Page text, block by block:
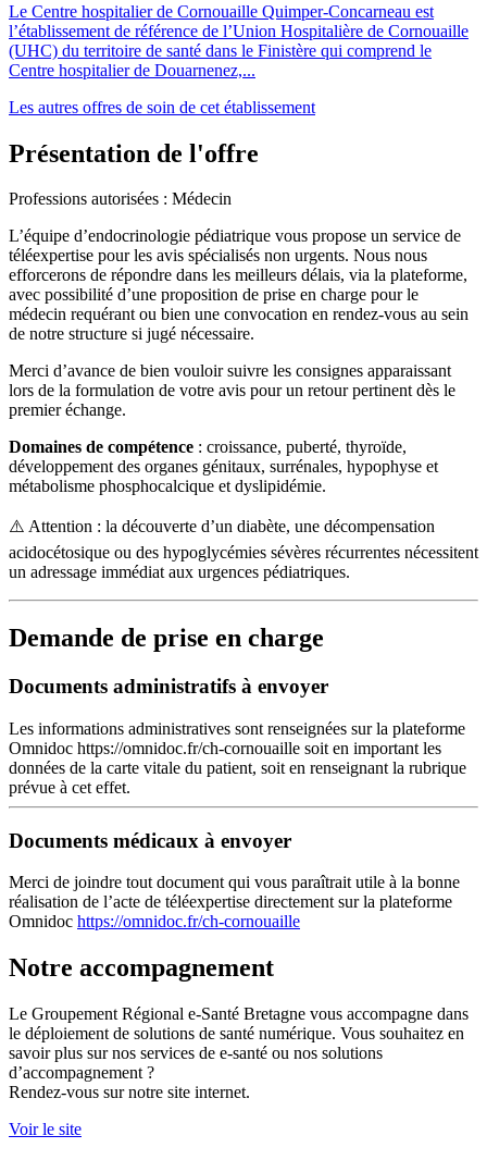
Le Centre hospitalier de Cornouaille Quimper-Concarneau est
l’établissement de référence de l’Union Hospitalière de Cornouaille
(UHC) du territoire de santé dans le Finistère qui comprend le
Centre hospitalier de Douarnenez,...
Les autres offres de soin de cet établissement
Présentation de l'offre
Professions autorisées : Médecin
L’équipe d’endocrinologie pédiatrique vous propose un service de
téléexpertise pour les avis spécialisés non urgents. Nous nous
efforcerons de répondre dans les meilleurs délais, via la plateforme,
avec possibilité d’une proposition de prise en charge pour le
médecin requérant ou bien une convocation en rendez-vous au sein
de notre structure si jugé nécessaire.
Merci d’avance de bien vouloir suivre les consignes apparaissant
lors de la formulation de votre avis pour un retour pertinent dès le
premier échange.
Domaines de compétence : croissance, puberté, thyroïde,
développement des organes génitaux, surrénales, hypophyse et
métabolisme phosphocalcique et dyslipidémie.
⚠️ Attention : la découverte d’un diabète, une décompensation
acidocétosique ou des hypoglycémies sévères récurrentes nécessitent
un adressage immédiat aux urgences pédiatriques.
Demande de prise en charge
Documents administratifs à envoyer
Les informations administratives sont renseignées sur la plateforme
Omnidoc https://omnidoc.fr/ch-cornouaille soit en important les
données de la carte vitale du patient, soit en renseignant la rubrique
prévue à cet effet.
Documents médicaux à envoyer
Merci de joindre tout document qui vous paraîtrait utile à la bonne
réalisation de l’acte de téléexpertise directement sur la plateforme
Omnidoc https://omnidoc.fr/ch-cornouaille
Notre accompagnement
Le Groupement Régional e-Santé Bretagne vous accompagne dans
le déploiement de solutions de santé numérique. Vous souhaitez en
savoir plus sur nos services de e-santé ou nos solutions
d’accompagnement ?
Rendez-vous sur notre site internet.
Voir le site